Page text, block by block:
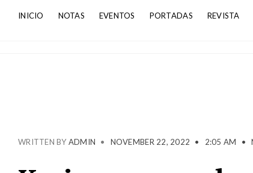
INICIO NOTAS EVENTOS PORTADAS REVISTA
WRITTEN BY ADMIN • NOVEMBER 22, 2022 • 2:05 AM •